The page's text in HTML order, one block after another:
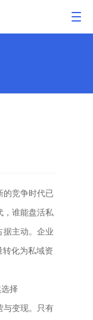
竞争时代已
谁能盘活私
据主动。企业
化为私域资
择
变现。只有